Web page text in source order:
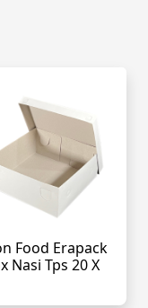
Food Erapack
Nasi Tps 20 X